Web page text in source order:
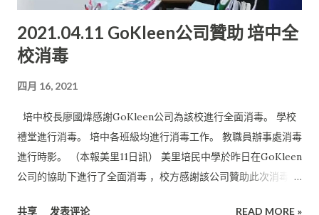
2021.04.11 GoKleen公司贊助 培中全
校消毒
四月 16, 2021
培中校長廖國煒感謝GoKleen公司為該校進行全面消毒。 學校
禮堂進行消毒。 培中各班級均進行消毒工作。 教職員辦事處消毒
進行時影。 （本報美里11日訊） 美里培民中學於昨日在GoKleen
公司的協助下進行了全面消毒 ，校方感謝該公司贊助此次消毒的
共享 发表评论 READ MORE »